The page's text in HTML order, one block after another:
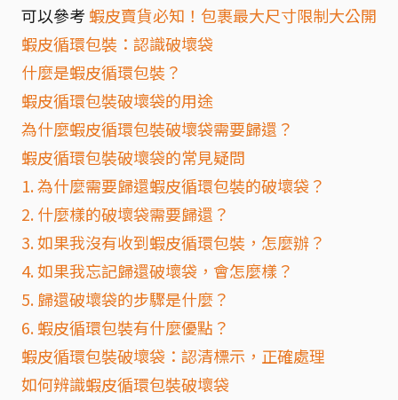
可以參考 蝦皮賣貨必知！包裹最大尺寸限制大公開
蝦皮循環包裝：認識破壞袋
什麼是蝦皮循環包裝？
蝦皮循環包裝破壞袋的用途
為什麼蝦皮循環包裝破壞袋需要歸還？
蝦皮循環包裝破壞袋的常見疑問
1. 為什麼需要歸還蝦皮循環包裝的破壞袋？
2. 什麼樣的破壞袋需要歸還？
3. 如果我沒有收到蝦皮循環包裝，怎麼辦？
4. 如果我忘記歸還破壞袋，會怎麼樣？
5. 歸還破壞袋的步驟是什麼？
6. 蝦皮循環包裝有什麼優點？
蝦皮循環包裝破壞袋：認清標示，正確處理
如何辨識蝦皮循環包裝破壞袋